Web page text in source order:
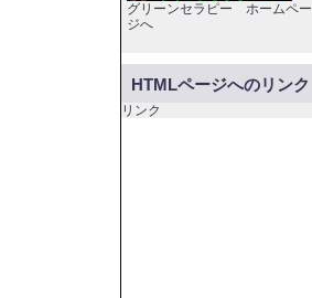
グリーンセラピー ホームペー
ジへ
HTMLページへのリンク
リンク